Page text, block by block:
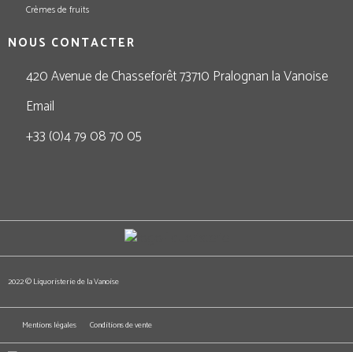
Crèmes de fruits
NOUS CONTACTER
420 Avenue de Chasseforêt 73710 Pralognan la Vanoise
Email
+33 (0)4 79 08 70 05
2022 © Liquoristerie de la Vanoise
Mentions légales Conditions de vente